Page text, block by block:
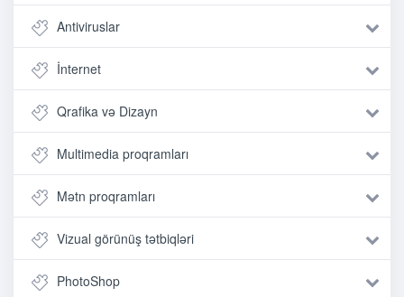
Antiviruslar
İnternet
Qrafika və Dizayn
Multimedia proqramları
Mətn proqramları
Vizual görünüş tətbiqləri
PhotoShop